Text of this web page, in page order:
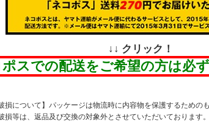
↓↓ クリック！
スでの配送をご希望の方は必
損について】パッケージは物流時に内容物を保護するための
損等は、返品及び交換の対象外とさせていただいております。